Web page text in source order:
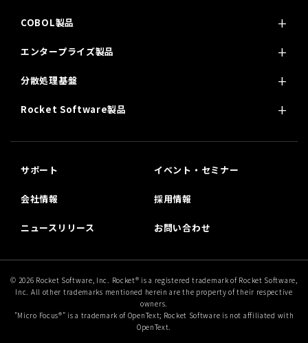
COBOL製品
エンタープライズ製品
分散処理基盤
Rocket Software製品
サポート イベント・セミナー
会社情報 採用情報
ニュースリリース お問い合わせ
© 2026 Rocket Software, Inc. Rocket® is a registered trademark of Rocket Software,
Inc. All other trademarks mentioned herein are the property of their respective
owners.
"Micro Focus®” is a trademark of OpenText; Rocket Software is not affiliated with
OpenText.